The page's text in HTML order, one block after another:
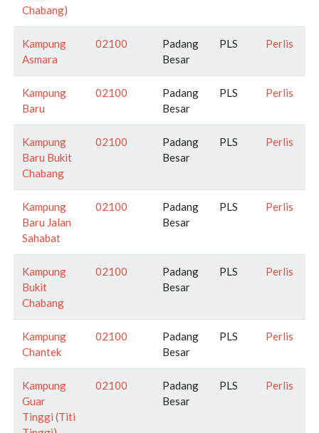
Chabang)
Kampung
Asmara
02100
Padang
Besar
PLS Perlis
Kampung
Baru
02100
Padang
Besar
PLS Perlis
Kampung
Baru Bukit
Chabang
02100
Padang
Besar
PLS Perlis
Kampung
Baru Jalan
Sahabat
02100
Padang
Besar
PLS Perlis
Kampung
Bukit
Chabang
02100
Padang
Besar
PLS Perlis
Kampung
Chantek
02100
Padang
Besar
PLS Perlis
Kampung
Guar
Tinggi (Titi
02100
Padang
Besar
PLS Perlis